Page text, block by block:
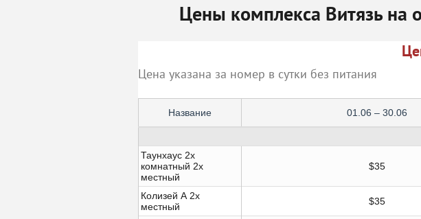
Цены комплекса Витязь на
Цена указана за номер в сутки без питания
Название 01.06 – 30.06
Таунхаус 2х
комнатный 2х
местный
$35
Колизей А 2х
местный
$35